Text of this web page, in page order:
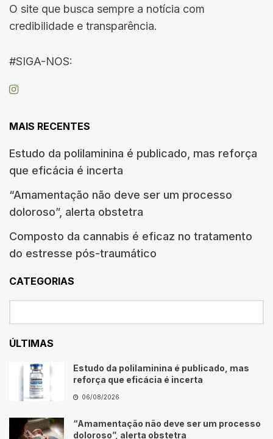
O site que busca sempre a notícia com
credibilidade e transparência.
#SIGA-NOS:
MAIS RECENTES
Estudo da polilaminina é publicado, mas reforça
que eficácia é incerta
“Amamentação não deve ser um processo
doloroso”, alerta obstetra
Composto da cannabis é eficaz no tratamento
do estresse pós-traumático
CATEGORIAS
ÚLTIMAS
Estudo da polilaminina é publicado, mas
reforça que eficácia é incerta
06/08/2026
“Amamentação não deve ser um processo
doloroso”, alerta obstetra